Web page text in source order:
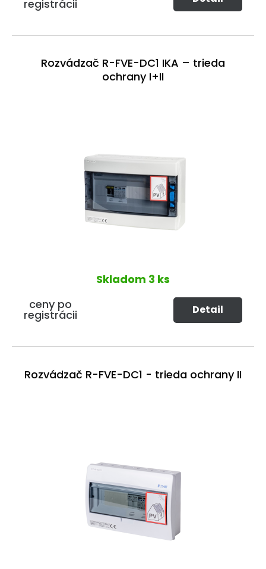
registrácii
Rozvádzač R-FVE-DC1 IKA – trieda
ochrany I+II
Skladom 3 ks
ceny po
registrácii Detail
Rozvádzač R-FVE-DC1 - trieda ochrany II